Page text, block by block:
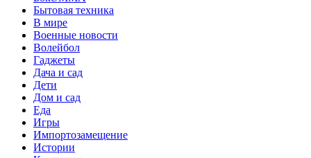
Бытовая техника
В мире
Военные новости
Волейбол
Гаджеты
Дача и сад
Дети
Дом и сад
Еда
Игры
Импортозамещение
Истории